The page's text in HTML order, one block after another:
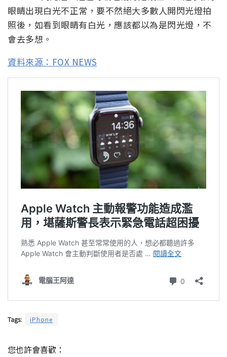
眼睛出現白光不正常，要不然絕大多數人開閃光燈拍
照後，如看到眼睛有白光，應該都以為是閃光燈，不
會去多想。
資料來源：FOX NEWS
Tags: iPhone
您也許會喜歡：